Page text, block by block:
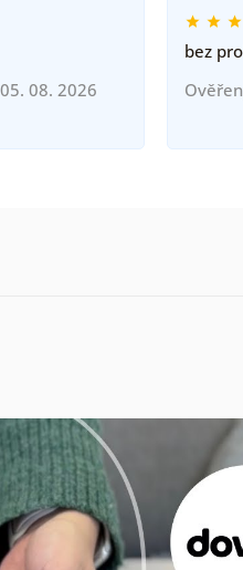
08. 2026
bez